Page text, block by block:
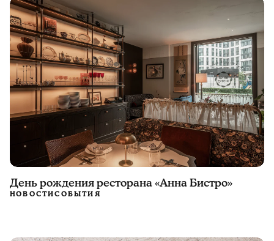
День рождения ресторана «Анна Бистро»
НОВОСТИСОБЫТИЯ